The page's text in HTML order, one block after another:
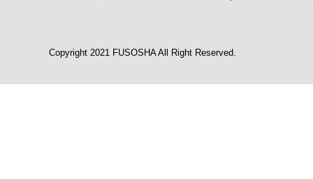
Copyright 2021 FUSOSHA All Right Reserved.